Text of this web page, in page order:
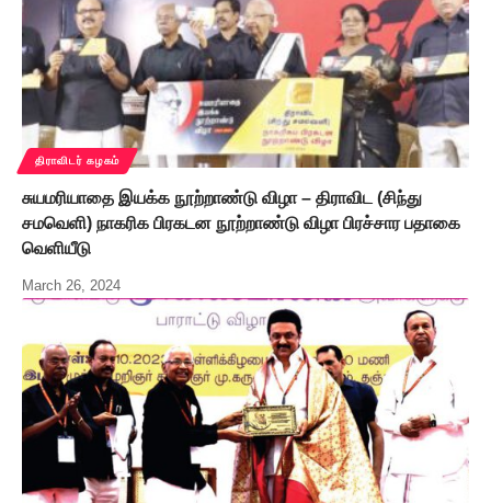
திராவிடர் கழகம்
சுயமரியாதை இயக்க நூற்றாண்டு விழா – திராவிட (சிந்து
சமவெளி) நாகரிக பிரகடன நூற்றாண்டு விழா பிரச்சார பதாகை
வெளியீடு
March 26, 2024